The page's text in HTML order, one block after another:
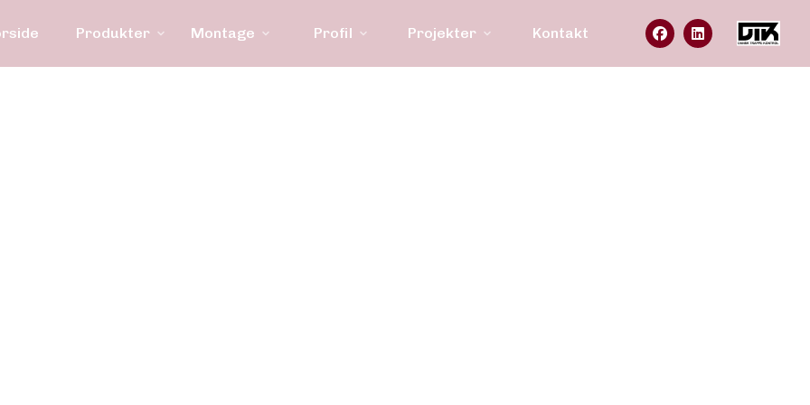
Produkter Montage Profil Projekter Kontakt